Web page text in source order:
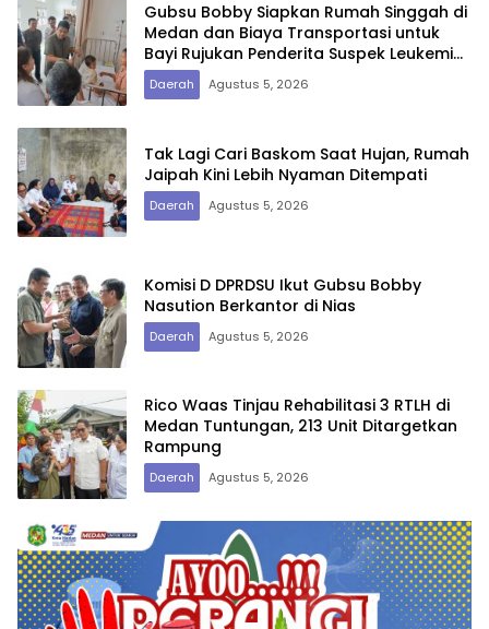
Gubsu Bobby Siapkan Rumah Singgah di
Medan dan Biaya Transportasi untuk
Bayi Rujukan Penderita Suspek Leukemia
Asal Nias Barat
Daerah Agustus 5, 2026
Tak Lagi Cari Baskom Saat Hujan, Rumah
Jaipah Kini Lebih Nyaman Ditempati
Daerah Agustus 5, 2026
Komisi D DPRDSU Ikut Gubsu Bobby
Nasution Berkantor di Nias
Daerah Agustus 5, 2026
Rico Waas Tinjau Rehabilitasi 3 RTLH di
Medan Tuntungan, 213 Unit Ditargetkan
Rampung
Daerah Agustus 5, 2026